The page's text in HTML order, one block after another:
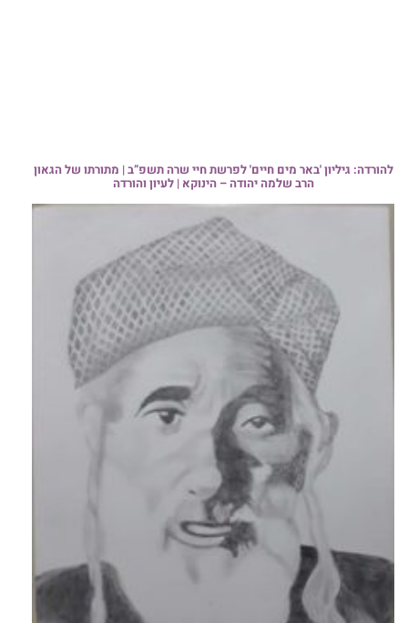
להורדה: גיליון 'באר מים חיים' לפרשת חיי שרה תשפ”ב | מתורתו של הגאון
הרב שלמה יהודה – הינוקא | לעיון והורדה